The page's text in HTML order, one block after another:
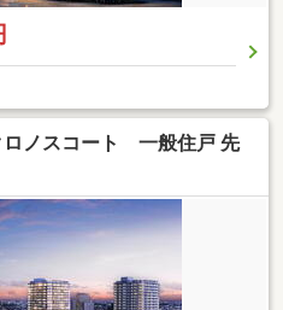
ロノスコート 一般住戸 先